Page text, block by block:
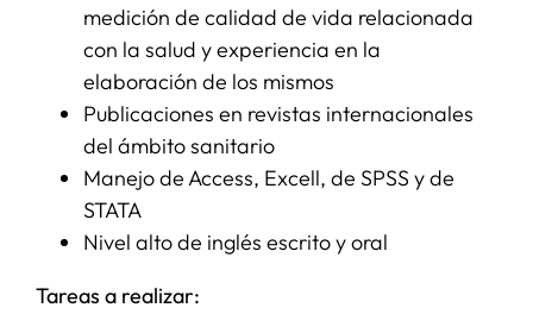
medición de calidad de vida relacionada
con la salud y experiencia en la
elaboración de los mismos
Publicaciones en revistas internacionales
del ámbito sanitario
Manejo de Access, Excell, de SPSS y de
STATA
Nivel alto de inglés escrito y oral
Tareas a realizar: